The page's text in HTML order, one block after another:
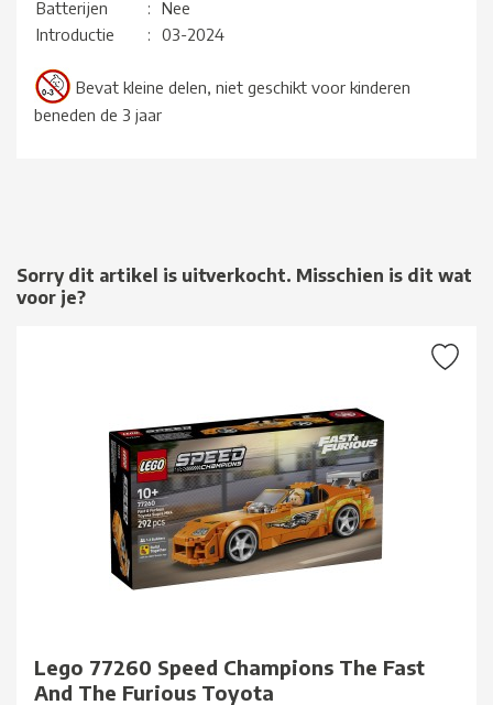
Batterijen
:
Nee
Introductie
: 03-2024
Bevat kleine delen, niet geschikt voor kinderen
beneden de 3 jaar
Sorry dit artikel is uitverkocht. Misschien is dit wat
voor je?
Lego 77260 Speed Champions The Fast
And The Furious Toyota